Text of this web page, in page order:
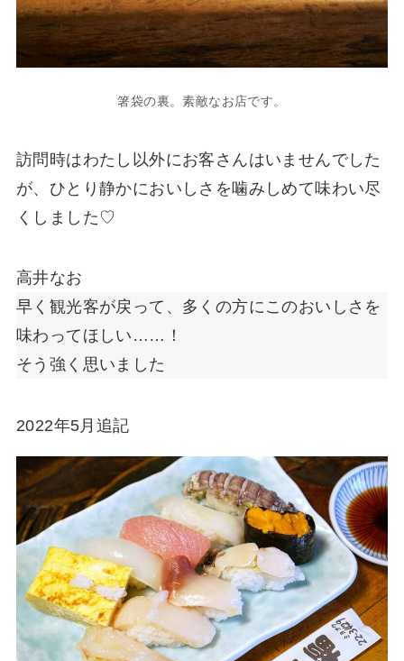
箸袋の裏。素敵なお店です。
訪問時はわたし以外にお客さんはいませんでした
が、ひとり静かにおいしさを噛みしめて味わい尽
くしました♡
高井なお
早く観光客が戻って、多くの方にこのおいしさを
味わってほしい……！
そう強く思いました
2022年5月追記